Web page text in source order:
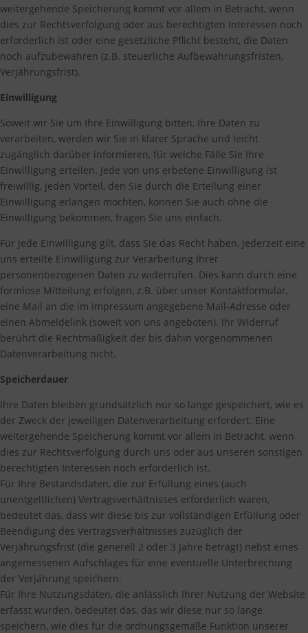
weitergehende Speicherung kommt vor allem in Betracht, wenn
dies zur Rechtsverfolgung oder aus berechtigten Interessen noch
erforderlich ist oder eine gesetzliche Pflicht besteht, die Daten
noch aufzubewahren (z.B. steuerliche Aufbewahrungsfristen,
Verjährungsfrist).
Einwilligung
Soweit wir Sie um Ihre Einwilligung bitten, Ihre Daten zu
verarbeiten, werden wir Sie in klarer Sprache und leicht
zugänglich darüber informieren, für welche Fälle Sie Ihre
Einwilligung erteilen. Jede von uns erbetene Einwilligung ist
freiwillig, jeden Vorteil, den Sie durch die Erteilung einer
Einwilligung erlangen möchten, können Sie auch ohne die
Einwilligung bekommen, fragen Sie uns einfach.
Für jede Einwilligung gilt, dass Sie das Recht haben, jederzeit eine
uns erteilte Einwilligung zur Verarbeitung Ihrer
personenbezogenen Daten zu widerrufen. Dies kann durch eine
formlose Mitteilung erfolgen, z.B. über unser Kontaktformular,
eine Mail an die im Impressum angegebene Mail-Adresse oder
einen Abmeldelink (soweit von uns angeboten). Ihr Widerruf
berührt die Rechtmäßigkeit der bis dahin vorgenommenen
Datenverarbeitung nicht.
Speicherdauer
Ihre Daten bleiben grundsätzlich nur so lange gespeichert, wie es
der Zweck der jeweiligen Datenverarbeitung erfordert. Eine
weitergehende Speicherung kommt vor allem in Betracht, wenn
dies zur Rechtsverfolgung durch uns oder aus unseren sonstigen
berechtigten Interessen noch erforderlich ist.
Für Ihre Bestandsdaten, die zur Erfüllung eines (auch
unentgeltlichen) Vertragsverhältnisses erforderlich waren,
bedeutet das, dass wir diese bis zur vollständigen Erfüllung oder
Beendigung des Vertragsverhältnisses zuzüglich der
Verjährungsfrist (die generell 2 oder 3 Jahre beträgt) nebst eines
angemessenen Aufschlages für eine eventuelle Unterbrechung
der Verjährung speichern.
Für Ihre Nutzungsdaten, die anlässlich Ihrer Nutzung der Website
erfasst wurden, bedeutet das, das wir diese nur so lange
speichern, wie dies für die ordnungsgemäße Funktion unserer